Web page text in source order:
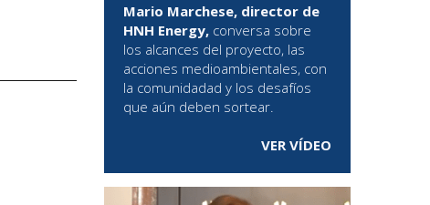
Mario Marchese, director de
HNH Energy, conversa sobre
los alcances del proyecto, las
acciones medioambientales, con
la comunidadad y los desafíos
que aún deben sortear.
VER VÍDEO